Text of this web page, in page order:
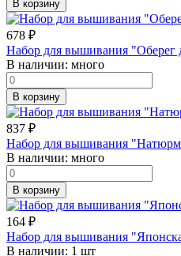
В корзину
678 ₽
Набор для вышивания "Оберег
В наличии: много
В корзину
837 ₽
Набор для вышивания
В наличии: много
В корзину
164 ₽
Набор для вышивания
В наличии: 1 шт